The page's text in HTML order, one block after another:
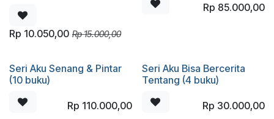
Rp 10.050,00 Rp15.000,00
Rp 85.000,00
Seri Aku Senang & Pintar
(10 buku)
Rp 110.000,00
Seri Aku Bisa Bercerita
Tentang (4 buku)
Rp 30.000,00